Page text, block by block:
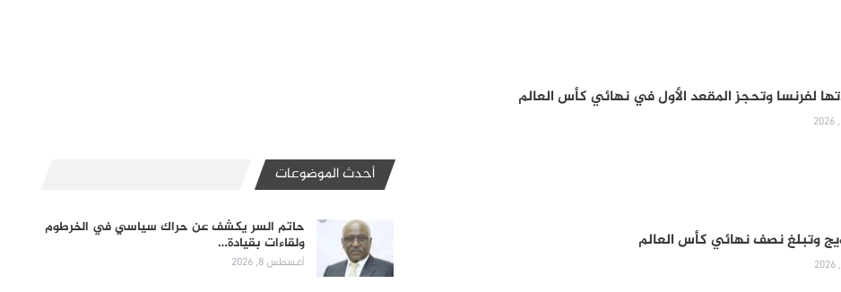
لفرنسا وتحجز المقعد الأول في نهائي كأس العالم
وتبلغ نصف نهائي كأس العالم
أحدث الموضوعات
حاتم السر يكشف عن حراك سياسي في الخرطوم
ولقاءات بقيادة…
أغسطس 8, 2026